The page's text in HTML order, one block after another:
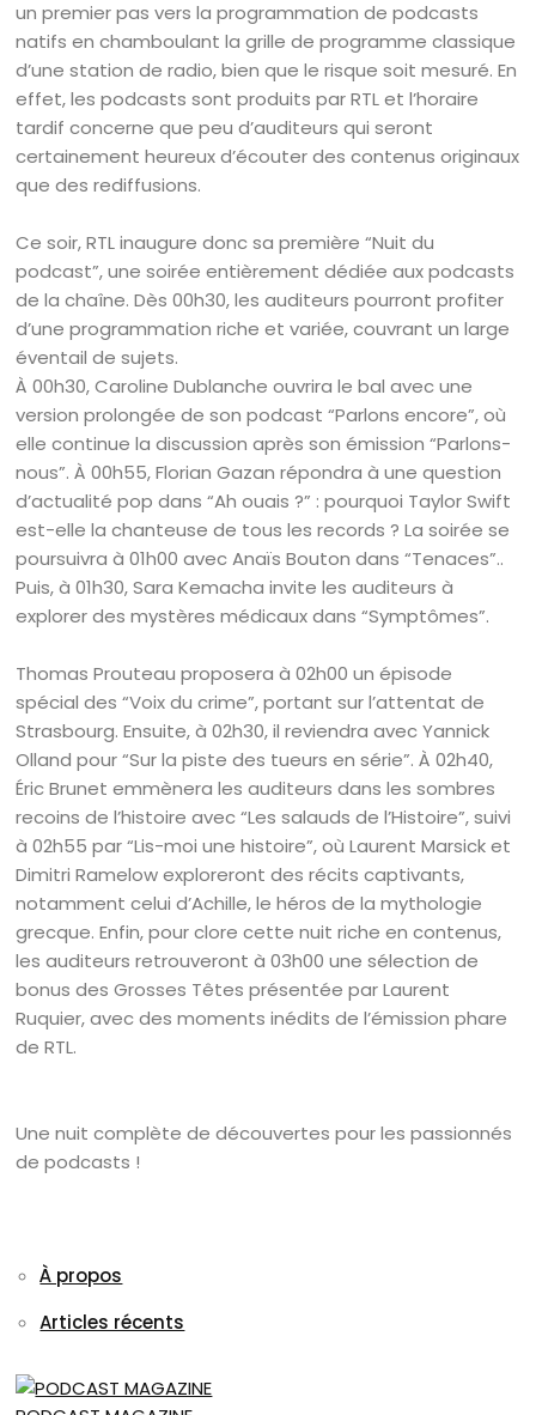
un premier pas vers la programmation de podcasts
natifs en chamboulant la grille de programme classique
d’une station de radio, bien que le risque soit mesuré. En
effet, les podcasts sont produits par RTL et l’horaire
tardif concerne que peu d’auditeurs qui seront
certainement heureux d’écouter des contenus originaux
que des rediffusions.
Ce soir, RTL inaugure donc sa première “Nuit du
podcast”, une soirée entièrement dédiée aux podcasts
de la chaîne. Dès 00h30, les auditeurs pourront profiter
d’une programmation riche et variée, couvrant un large
éventail de sujets.
À 00h30, Caroline Dublanche ouvrira le bal avec une
version prolongée de son podcast “Parlons encore”, où
elle continue la discussion après son émission “Parlons-
nous”. À 00h55, Florian Gazan répondra à une question
d’actualité pop dans “Ah ouais ?” : pourquoi Taylor Swift
est-elle la chanteuse de tous les records ? La soirée se
poursuivra à 01h00 avec Anaïs Bouton dans “Tenaces”..
Puis, à 01h30, Sara Kemacha invite les auditeurs à
explorer des mystères médicaux dans “Symptômes”.
Thomas Prouteau proposera à 02h00 un épisode
spécial des “Voix du crime”, portant sur l’attentat de
Strasbourg. Ensuite, à 02h30, il reviendra avec Yannick
Olland pour “Sur la piste des tueurs en série”. À 02h40,
Éric Brunet emmènera les auditeurs dans les sombres
recoins de l’histoire avec “Les salauds de l’Histoire”, suivi
à 02h55 par “Lis-moi une histoire”, où Laurent Marsick et
Dimitri Ramelow exploreront des récits captivants,
notamment celui d’Achille, le héros de la mythologie
grecque. Enfin, pour clore cette nuit riche en contenus,
les auditeurs retrouveront à 03h00 une sélection de
bonus des Grosses Têtes présentée par Laurent
Ruquier, avec des moments inédits de l’émission phare
de RTL.
Une nuit complète de découvertes pour les passionnés
de podcasts !
À propos
Articles récents